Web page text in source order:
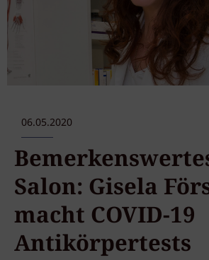
06.05.2020
Salon: Gisela
macht COVID-19
Antikörpertests